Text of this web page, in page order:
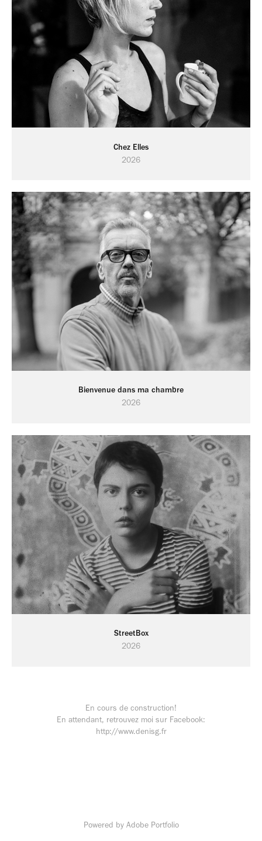
Chez Elles
2026
Bienvenue dans ma chambre
2026
StreetBox
2026
En cours de construction!
En attendant, retrouvez moi sur Facebook:
http://www.denisg.fr
Powered by Adobe Portfolio